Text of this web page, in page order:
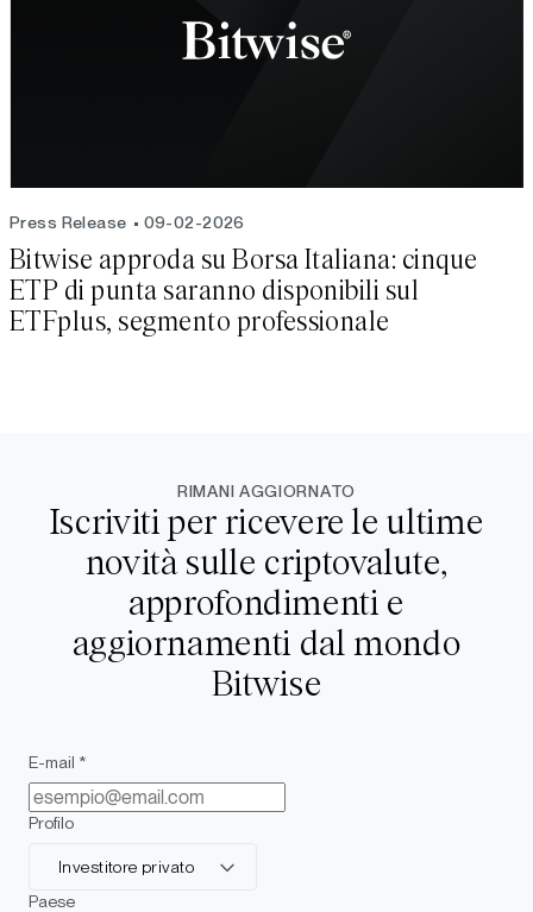
Press Release 09-02-2026
Bitwise approda su Borsa Italiana: cinque
ETP di punta saranno disponibili sul
ETFplus, segmento professionale
RIMANI AGGIORNATO
Iscriviti per ricevere le ultime
novità sulle criptovalute,
approfondimenti e
aggiornamenti dal mondo
Bitwise
E-mail *
Profilo
Investitore privato
Paese